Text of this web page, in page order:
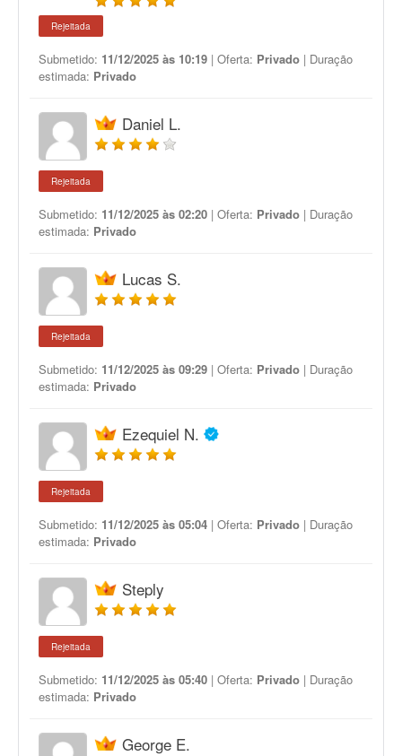
Rejeitada
Submetido: 11/12/2025 às 10:19 | Oferta: Privado | Duração
estimada: Privado
Daniel L.
Rejeitada
Submetido: 11/12/2025 às 02:20 | Oferta: Privado | Duração
estimada: Privado
Lucas S.
Rejeitada
Submetido: 11/12/2025 às 09:29 | Oferta: Privado | Duração
estimada: Privado
Ezequiel N.
Rejeitada
Submetido: 11/12/2025 às 05:04 | Oferta: Privado | Duração
estimada: Privado
Steply
Rejeitada
Submetido: 11/12/2025 às 05:40 | Oferta: Privado | Duração
estimada: Privado
George E.